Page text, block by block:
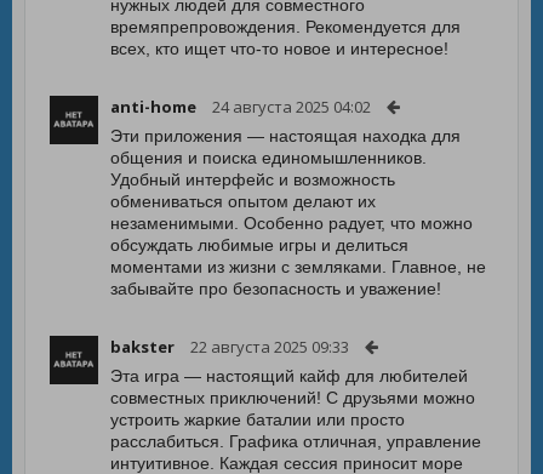
нужных людей для совместного
времяпрепровождения. Рекомендуется для
всех, кто ищет что-то новое и интересное!
anti-home 24 августа 2025 04:02
Эти приложения — настоящая находка для
общения и поиска единомышленников.
Удобный интерфейс и возможность
обмениваться опытом делают их
незаменимыми. Особенно радует, что можно
обсуждать любимые игры и делиться
моментами из жизни с земляками. Главное, не
забывайте про безопасность и уважение!
bakster 22 августа 2025 09:33
Эта игра — настоящий кайф для любителей
совместных приключений! С друзьями можно
устроить жаркие баталии или просто
расслабиться. Графика отличная, управление
интуитивное. Каждая сессия приносит море